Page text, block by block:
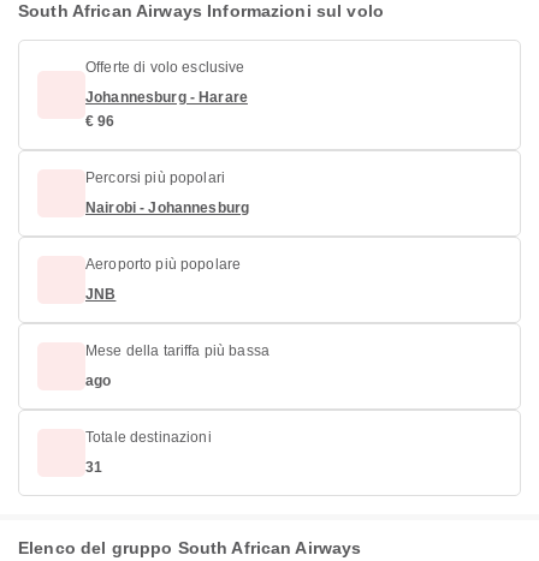
South African Airways Informazioni sul volo
Offerte di volo esclusive
Johannesburg - Harare
€ 96
Percorsi più popolari
Nairobi - Johannesburg
Aeroporto più popolare
JNB
Mese della tariffa più bassa
ago
Totale destinazioni
31
Elenco del gruppo South African Airways